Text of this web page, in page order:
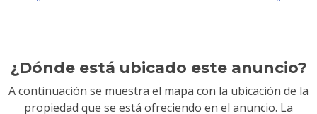
¿Dónde está ubicado este anuncio?
A continuación se muestra el mapa con la ubicación de la
propiedad que se está ofreciendo en el anuncio. La